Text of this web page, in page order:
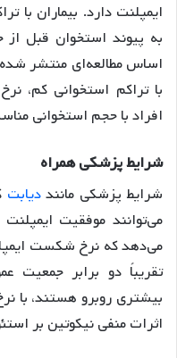
ایمپلنت دارد. بیماران با
به پیوند استخوان قبل از
اساس مطالعه‌ای منتشر شده
با تراکم استخوانی کم،
افراد با حجم استخوانی
شرایطپزشکیهمراه
شرایط پزشکی ماننددیابت
می‌توانند موفقیت
می‌دهد که نرخ شکست
تقریباً دو برابر جمعیت
بیشتری روبرو هستند، با
اثرات منفی نیکوتین بر